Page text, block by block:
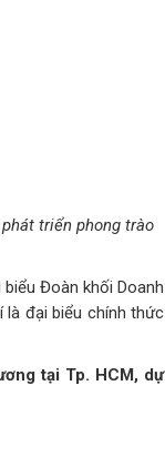
triển phong trào
Đoàn khối Doanh
là đại biểu chính thức
tại Tp. HCM, dự